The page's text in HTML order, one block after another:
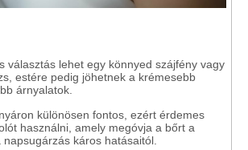
választás lehet egy könnyed szájfény vagy
estére pedig jöhetnek a krémesebb
árnyalatok.
különösen fontos, ezért érdemes
használni, amely megóvja a bőrt a
káros hatásaitól.